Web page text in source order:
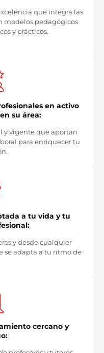
que integra las
modelos pedagógicos
y prácticos.
en activo
su área:
y vigente que aportan
para enriquecer tu
a tu vida y tu
y desde cualquier
se adapta a tu ritmo de
cercano y